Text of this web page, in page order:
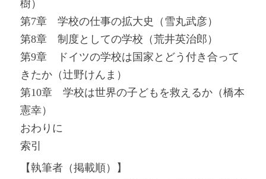
樹）
第7章 学校の仕事の拡大史（雪丸武彦）
第8章 制度としての学校（荒井英治郎）
第9章 ドイツの学校は国家とどう付き合って
きたか（辻野けんま）
第10章 学校は世界の子どもを救えるか（橋本
憲幸）
おわりに
索引
【執筆者（掲載順）】